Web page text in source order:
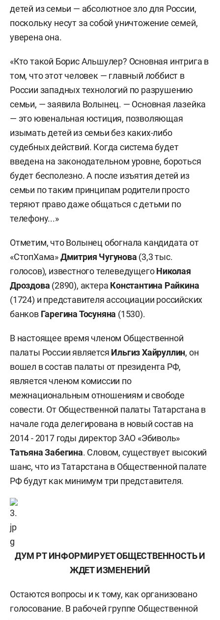
детей из семьи — абсолютное зло для России,
поскольку несут за собой уничтожение семей,
уверена она.
«Кто такой Борис Альшулер? Основная интрига в
том, что этот человек — главный лоббист в
России западных технологий по разрушению
семьи, — заявила Волынец. — Основная лазейка
— это ювенальная юстиция, позволяющая
изымать детей из семьи без каких-либо
судебных действий. Когда система будет
введена на законодательном уровне, бороться
будет бесполезно. А после изъятия детей из
семьи по таким принципам родители просто
теряют право даже общаться с детьми по
телефону...»
Отметим, что Волынец обогнала кандидата от
«СтопХама»Дмитрия Чугунова (3,3 тыс.
голосов), известного телеведущегоНиколая
Дроздова (2890), актера Константина Райкина
(1724) и представителя ассоциации российских
банков Гарегина Тосуняна (1530).
В настоящее время членом Общественной
палаты России является Ильгиз Хайруллин, он
вошел в состав палаты от президента РФ,
является членом комиссии по
межнациональным отношениям и свободе
совести. От Общественной палаты Татарстана в
начале года делегирована в новый состав на
2014 - 2017 годы директор ЗАО «Эбиволь»
Татьяна Забегина. Словом, существует высокий
шанс, что из Татарстана в Общественной палате
РФ будут как минимум три представителя.
ДУМ РТ ИНФОРМИРУЕТ ОБЩЕСТВЕННОСТЬ И
ЖДЕТ ИЗМЕНЕНИЙ
Остаются вопросы и к тому, как организовано
голосование. В рабочей группе Общественной